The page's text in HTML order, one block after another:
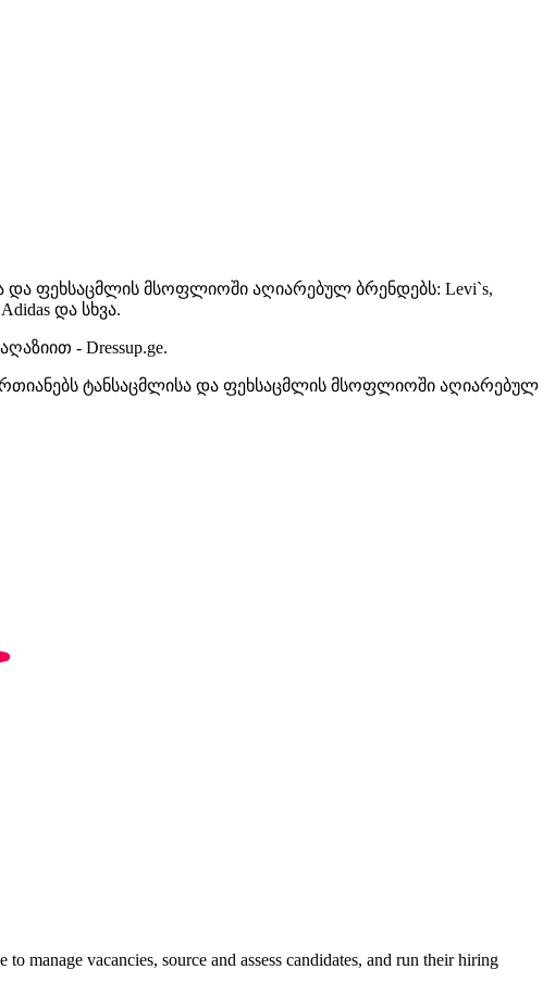
და ფეხსაცმლის მსოფლიოში აღიარებულ ბრენდებს: Levi`s,
Adidas და სხვა.
- Dressup.ge.
ტანსაცმლისა და ფეხსაცმლის მსოფლიოში აღიარებულ
manage vacancies, source and assess candidates, and run their hiring